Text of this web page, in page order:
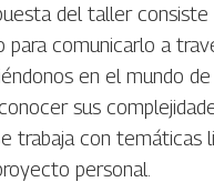
del taller consiste
para comunicarlo a
en el mundo
sus
trabaja con temáticas
personal.